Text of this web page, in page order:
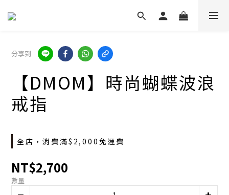
分享到
【DMOM】時尚蝴蝶波浪
戒指
全店，消費滿$2,000免運費
NT$2,700
數量